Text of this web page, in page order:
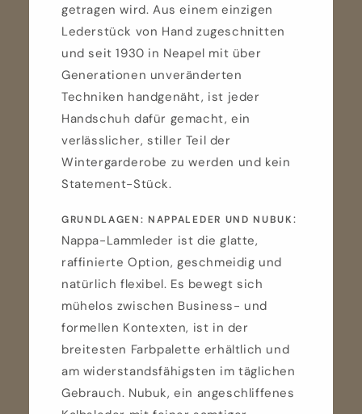
getragen wird. Aus einem einzigen
Lederstück von Hand zugeschnitten
und seit 1930 in Neapel mit über
Generationen unveränderten
Techniken handgenäht, ist jeder
Handschuh dafür gemacht, ein
verlässlicher, stiller Teil der
Wintergarderobe zu werden und kein
Statement-Stück.
GRUNDLAGEN: NAPPALEDER UND NUBUK:
Nappa-Lammleder ist die glatte,
raffinierte Option, geschmeidig und
natürlich flexibel. Es bewegt sich
mühelos zwischen Business- und
formellen Kontexten, ist in der
breitesten Farbpalette erhältlich und
am widerstandsfähigsten im täglichen
Gebrauch. Nubuk, ein angeschliffenes